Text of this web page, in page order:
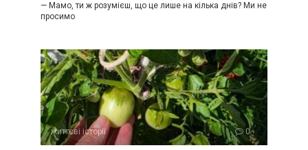
— Мамо, ти ж розумієш, що це лише на кілька днів? Ми не
просимо
життєві історії 0